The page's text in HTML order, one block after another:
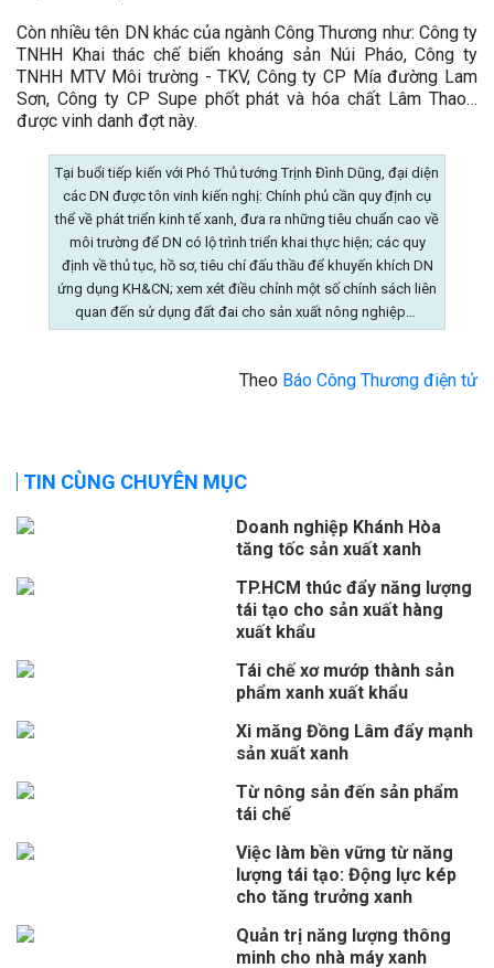
Còn nhiều tên DN khác của ngành Công Thương như: Công ty
TNHH Khai thác chế biến khoáng sản Núi Pháo, Công ty
TNHH MTV Môi trường - TKV, Công ty CP Mía đường Lam
Sơn, Công ty CP Supe phốt phát và hóa chất Lâm Thao…
được vinh danh đợt này.
Tại buổi tiếp kiến với Phó Thủ tướng Trịnh Đình Dũng, đại diện
các DN được tôn vinh kiến nghị: Chính phủ cần quy định cụ
thể về phát triển kinh tế xanh, đưa ra những tiêu chuẩn cao về
môi trường để DN có lộ trình triển khai thực hiện; các quy
định về thủ tục, hồ sơ, tiêu chí đấu thầu để khuyến khích DN
ứng dụng KH&CN; xem xét điều chỉnh một số chính sách liên
quan đến sử dụng đất đai cho sản xuất nông nghiệp…
Theo Báo Công Thương điện tử
TIN CÙNG CHUYÊN MỤC
Doanh nghiệp Khánh Hòa
tăng tốc sản xuất xanh
TP.HCM thúc đẩy năng lượng
tái tạo cho sản xuất hàng
xuất khẩu
Tái chế xơ mướp thành sản
phẩm xanh xuất khẩu
Xi măng Đồng Lâm đẩy mạnh
sản xuất xanh
Từ nông sản đến sản phẩm
tái chế
Việc làm bền vững từ năng
lượng tái tạo: Động lực kép
cho tăng trưởng xanh
Quản trị năng lượng thông
minh cho nhà máy xanh